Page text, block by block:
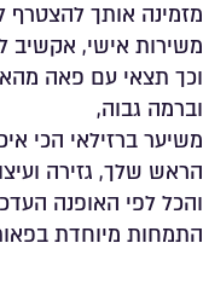
מזמינה אותך להצטרף
משירות אישי, אקשיב
וכך תצאי עם פאה
וברמה גבוה,
משיער ברזילאי הכי
הראש שלך, גזירה
והכל לפי האופנה
התמחות מיוחדת